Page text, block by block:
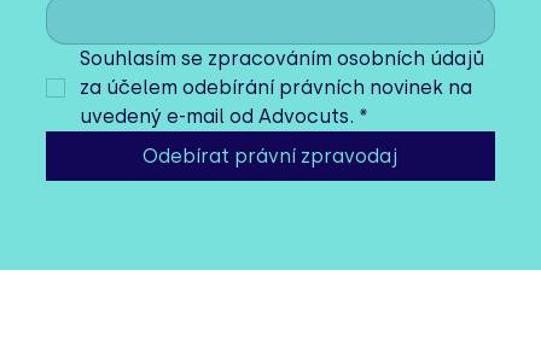
vlastníků jednotek (SVJ)
Souhlasím se zpracováním osobních údajů
za účelem odebírání právních novinek na
uvedený e-mail od Advocuts. *
Odebírat právní zpravodaj